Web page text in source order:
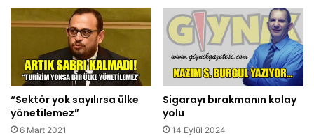
“Sektör yok sayılırsa ülke
yönetilemez”
6 Mart 2021
Sigarayı bırakmanın kolay
yolu
14 Eylül 2024